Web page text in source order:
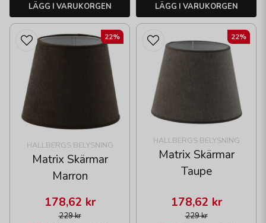
LÄGG I VARUKORGEN LÄGG I VARUKORGEN
HALLBERGS BELYSNING
Matrix Skärmar
Marron
229 kr
178,62 kr
22%
HALLBERGS BELYSNING
Matrix Skärmar
Taupe
229 kr
178,62 kr
22%